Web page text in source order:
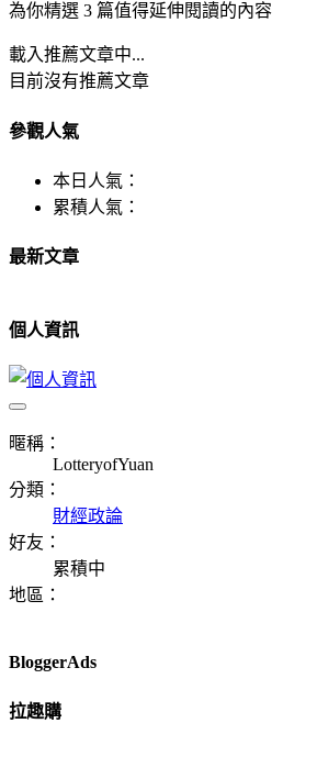
為你精選 3 篇值得延伸閱讀的內容
載入推薦文章中...
目前沒有推薦文章
參觀人氣
本日人氣：
累積人氣：
最新文章
個人資訊
暱稱：
LotteryofYuan
分類：
財經政論
好友：
累積中
地區：
BloggerAds
拉趣購